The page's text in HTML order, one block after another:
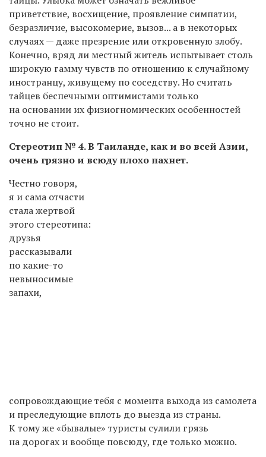
приветствие, восхищение, проявление симпатии,
безразличие, высокомерие, вызов... а в некоторых
случаях — даже презрение или откровенную злобу.
Конечно, вряд ли местный житель испытывает столь
широкую гамму чувств по отношению к случайному
иностранцу, живущему по соседству. Но считать
тайцев беспечными оптимистами только
на основании их физиогномических особенностей
точно не стоит.
Стереотип № 4. В Таиланде, как и во всей Азии,
очень грязно и всюду плохо пахнет.
Честно говоря,
я и сама отчасти
стала жертвой
этого стереотипа:
друзья
рассказывали
по какие-то
невыносимые
запахи,
сопровождающие тебя с момента выхода из самолета
и преследующие вплоть до выезда из страны.
К тому же «бывалые» туристы сулили грязь
на дорогах и вообще повсюду, где только можно.